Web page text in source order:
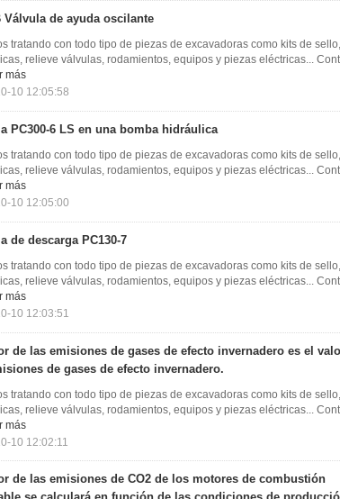
Válvula de ayuda oscilante
tratando con todo tipo de piezas de excavadoras como kits de
relieve válvulas, rodamientos, equipos y piezas eléctricas...
más
10 12:05:58
PC300-6 LS en una bomba hidráulica
tratando con todo tipo de piezas de excavadoras como kits de
relieve válvulas, rodamientos, equipos y piezas eléctricas...
más
10 12:05:00
de descarga PC130-7
tratando con todo tipo de piezas de excavadoras como kits de
relieve válvulas, rodamientos, equipos y piezas eléctricas...
más
10 12:03:51
de las emisiones de gases de efecto invernadero es el
de gases de efecto invernadero.
tratando con todo tipo de piezas de excavadoras como kits de
relieve válvulas, rodamientos, equipos y piezas eléctricas...
más
10 12:02:11
de las emisiones de CO2 de los motores de combustión